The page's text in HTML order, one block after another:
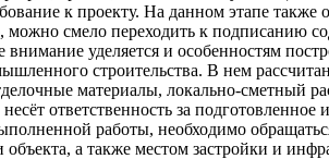
к проекту. На данном этапе также
можно смело переходить к подписанию
уделяется и особенностям
строительства. В нем
материалы, локально-сметный
ответственность за подготовленное
работы, необходимо
а также местом застройки и